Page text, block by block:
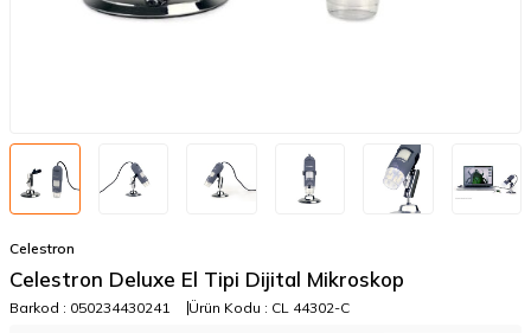
Celestron
Celestron Deluxe El Tipi Dijital Mikroskop
Barkod : 050234430241 Ürün Kodu : CL 44302-C